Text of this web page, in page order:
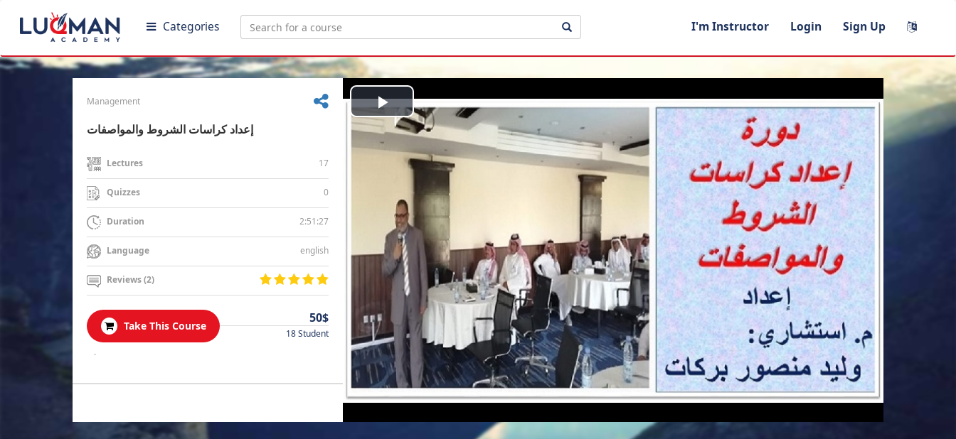
Categories I'm Instructor Login Sign Up
Management
إعداد كراسات الشروط والمواصفات
Lectures 17
Quizzes 0
Duration 2:51:27
Language english
Reviews (2)
Take This Course
50$
18 Student
.
Play
Video